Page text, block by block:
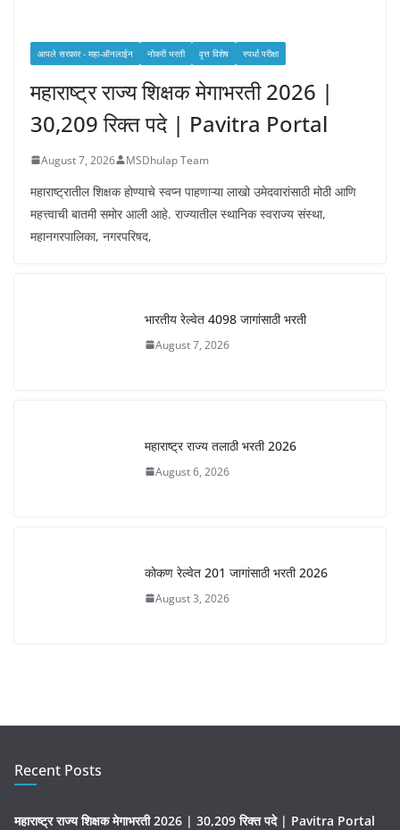
आपले सरकार - महा-ऑनलाईन नोकरी भरती वृत्त विशेष स्पर्धा परीक्षा
महाराष्ट्र राज्य शिक्षक मेगाभरती 2026 |
30,209 रिक्त पदे | Pavitra Portal
August 7, 2026 MSDhulap Team
महाराष्ट्रातील शिक्षक होण्याचे स्वप्न पाहणाऱ्या लाखो उमेदवारांसाठी मोठी आणि
महत्त्वाची बातमी समोर आली आहे. राज्यातील स्थानिक स्वराज्य संस्था,
महानगरपालिका, नगरपरिषद,
भारतीय रेल्वेत 4098 जागांसाठी भरती
August 7, 2026
महाराष्ट्र राज्य तलाठी भरती 2026
August 6, 2026
कोकण रेल्वेत 201 जागांसाठी भरती 2026
August 3, 2026
Recent Posts
महाराष्ट्र राज्य शिक्षक मेगाभरती 2026 | 30,209 रिक्त पदे | Pavitra Portal